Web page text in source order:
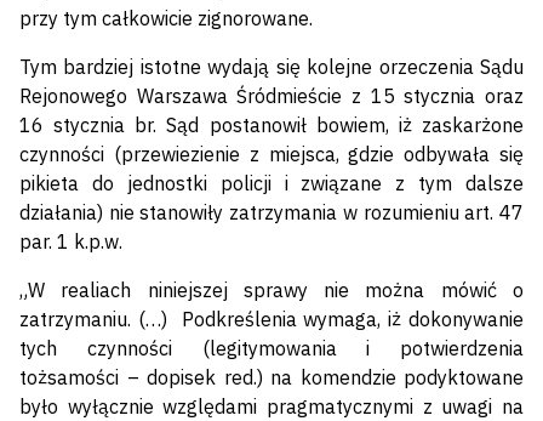
przy tym całkowicie zignorowane.
Tym bardziej istotne wydają się kolejne orzeczenia Sądu
Rejonowego Warszawa Śródmieście z 15 stycznia oraz
16 stycznia br. Sąd postanowił bowiem, iż zaskarżone
czynności (przewiezienie z miejsca, gdzie odbywała się
pikieta do jednostki policji i związane z tym dalsze
działania) nie stanowiły zatrzymania w rozumieniu art. 47
par. 1 k.p.w.
„W realiach niniejszej sprawy nie można mówić o
zatrzymaniu. (…) Podkreślenia wymaga, iż dokonywanie
tych czynności (legitymowania i potwierdzenia
tożsamości – dopisek red.) na komendzie podyktowane
było wyłącznie względami pragmatycznymi z uwagi na